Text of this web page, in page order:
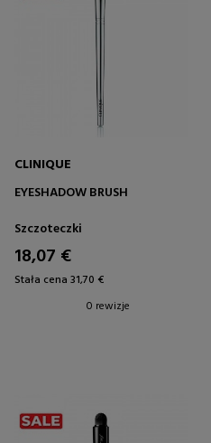
CLINIQUE
EYESHADOW BRUSH
Szczoteczki
18,07 €
Stała cena 31,70 €
0 rewizje